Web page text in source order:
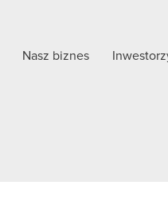
Nasz biznes